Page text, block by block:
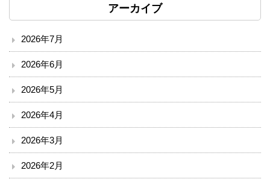
施設
院内サービス施設
アクセス
院内案内図
看護部
アーカイブ
2026年7月
2026年6月
2026年5月
2026年4月
2026年3月
2026年2月